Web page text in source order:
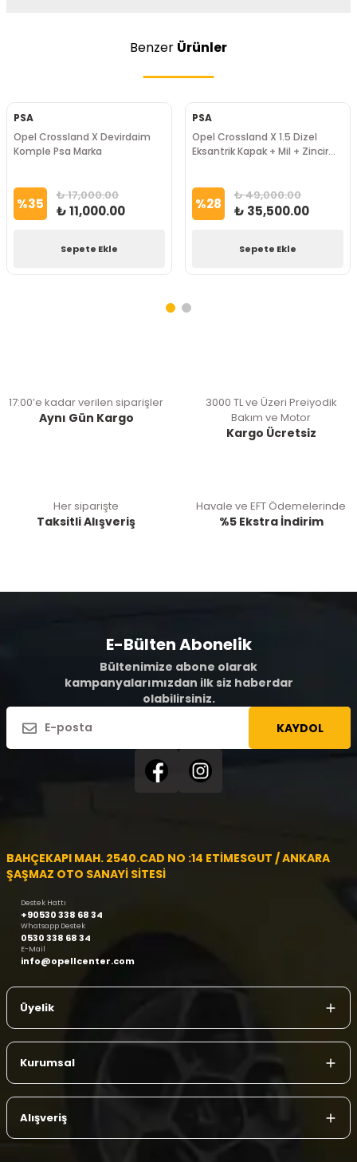
Benzer Ürünler
PSA
Opel Crossland X Devirdaim
Komple Psa Marka
%35 ₺ 17,000.00
₺ 11,000.00
Sepete Ekle
PSA
Opel Crossland X 1.5 Dizel
Eksantrik Kapak + Mil + Zincir
%28 ₺ 49,000.00
₺ 35,500.00
Sepete Ekle
17:00’e kadar verilen siparişler
Aynı Gün Kargo
3000 TL ve Üzeri Preiyodik
Bakım ve Motor
Kargo Ücretsiz
Her siparişte
Taksitli Alışveriş
Havale ve EFT Ödemelerinde
%5 Ekstra İndirim
E-Bülten Abonelik
Bültenimize abone olarak
kampanyalarımızdan ilk siz haberdar
olabilirsiniz.
KAYDOL
BAHÇEKAPI MAH. 2540.CAD NO :14 ETİMESGUT / ANKARA
ŞAŞMAZ OTO SANAYİ SİTESİ
Destek Hattı
+90530 338 68 34
Whatsapp Destek
0530 338 68 34
E-Mail
info@opellcenter.com
Üyelik
Kurumsal
Alışveriş